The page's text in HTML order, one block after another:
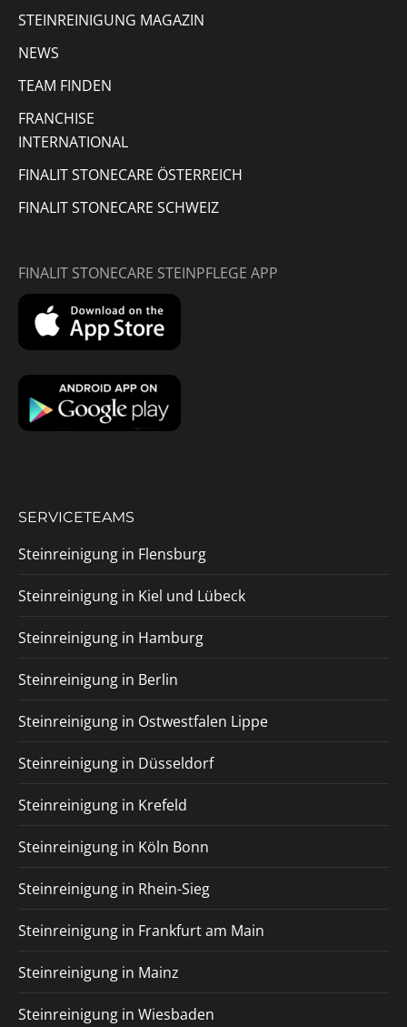
STEINREINIGUNG MAGAZIN
NEWS
TEAM FINDEN
FRANCHISE
INTERNATIONAL
FINALIT STONECARE ÖSTERREICH
FINALIT STONECARE SCHWEIZ
FINALIT STONECARE STEINPFLEGE APP
SERVICETEAMS
Steinreinigung in Flensburg
Steinreinigung in Kiel und Lübeck
Steinreinigung in Hamburg
Steinreinigung in Berlin
Steinreinigung in Ostwestfalen Lippe
Steinreinigung in Düsseldorf
Steinreinigung in Krefeld
Steinreinigung in Köln Bonn
Steinreinigung in Rhein-Sieg
Steinreinigung in Frankfurt am Main
Steinreinigung in Mainz
Steinreinigung in Wiesbaden